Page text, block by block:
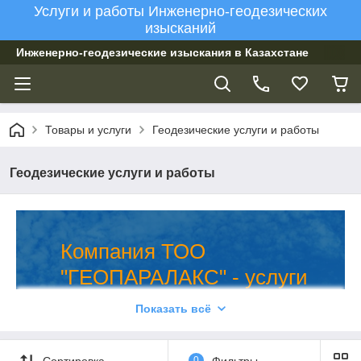
Услуги и работы Инженерно-геодезических
изысканий
Инженерно-геодезические изыскания в Казахстане
Товары и услуги Геодезические услуги и работы
Геодезические услуги и работы
Компания ТОО
"ГЕОПАРАЛАКС" - услуги
инженерно-геодезических
Показать всё